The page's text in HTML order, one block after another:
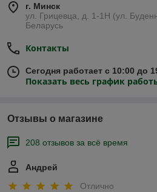
г. Минск
ул. Грицевца, д. 1-1Н (ул.
Беларусь
Контакты
Сегодня работает с 10:00 до
Показать весь график
Отзывы о магазине
208 отзывов за всё время
Андрей
Отлично